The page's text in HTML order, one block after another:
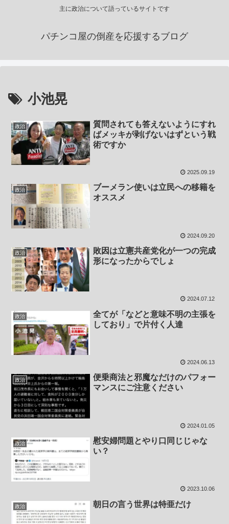
主に政治について語っているサイトです
パチンコ屋の倒産を応援するブログ
小池晃
政治
質問されても答えないようにすれ
ばメッキが剥げないはずという戦
術ですか
2025.09.19
政治
ブーメラン使いは立民への移籍を
オススメ
2024.09.20
政治
敗因は立憲共産党化が一つの完成
形になったからでしょ
2024.07.12
政治
全てが「などと意味不明の主張を
しており」で片付く人達
2024.06.13
政治
便乗商法と邪魔なだけのパフォー
マンスにご注意ください
2024.01.05
政治
慰安婦問題とやり口同じじゃな
い？
2023.10.06
政治 朝日の言う世界は特亜だけ